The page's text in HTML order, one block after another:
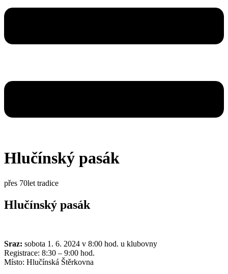
Hlučínský pasák
přes 70let tradice
Hlučínský pasák
Sraz: sobota 1. 6. 2024 v 8:00 hod. u klubovny
Registrace: 8:30 – 9:00 hod.
Místo: Hlučínská Štěrkovna